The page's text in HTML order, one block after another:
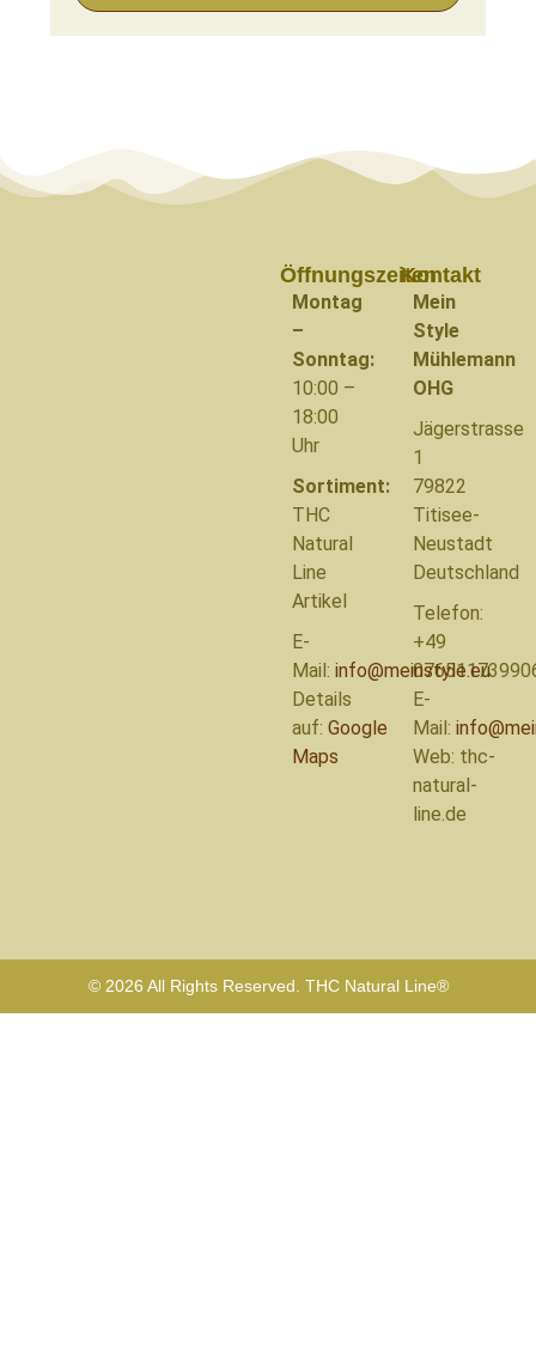
Kontakt
Mein
Style
Mühlemann
OHG
Jägerstrasse
1
79822
Titisee-
Neustadt
Deutschland
Telefon:
+49
E-
Mail:
Web: thc-
natural-
line.de
Öffnungszeiten
Montag
–
Sonntag:
10:00 –
18:00
Uhr
Sortiment:
THC
Natural
Line
Artikel
E-
Mail: info@meinstyle.eu
Details
auf:Google
Maps
© 2026 All Rights Reserved. THC Natural Line®